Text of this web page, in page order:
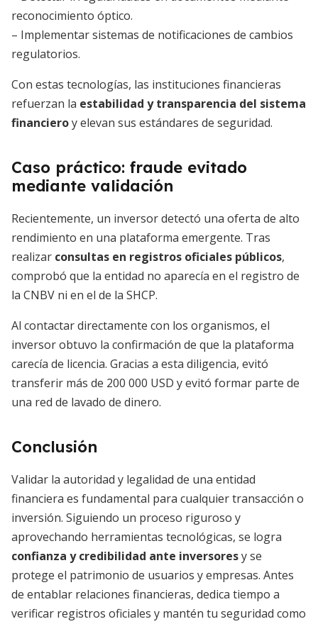
reconocimiento óptico.
– Implementar sistemas de notificaciones de cambios
regulatorios.
Con estas tecnologías, las instituciones financieras
refuerzan la estabilidad y transparencia del sistema
financieroy elevan sus estándares de seguridad.
Caso práctico: fraude evitado
mediante validación
Recientemente, un inversor detectó una oferta de alto
rendimiento en una plataforma emergente. Tras
realizar consultas en registros oficiales públicos,
comprobó que la entidad no aparecía en el registro de
la CNBV ni en el de la SHCP.
Al contactar directamente con los organismos, el
inversor obtuvo la confirmación de que la plataforma
carecía de licencia. Gracias a esta diligencia, evitó
transferir más de 200 000 USD y evitó formar parte de
una red de lavado de dinero.
Conclusión
Validar la autoridad y legalidad de una entidad
financiera es fundamental para cualquier transacción o
inversión. Siguiendo un proceso riguroso y
aprovechando herramientas tecnológicas, se logra
confianza y credibilidad ante inversoresy se
protege el patrimonio de usuarios y empresas. Antes
de entablar relaciones financieras, dedica tiempo a
verificar registros oficiales y mantén tu seguridad como